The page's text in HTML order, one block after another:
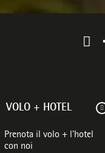
VOLO + HOTEL
Prenota il volo + l'hotel
con noi